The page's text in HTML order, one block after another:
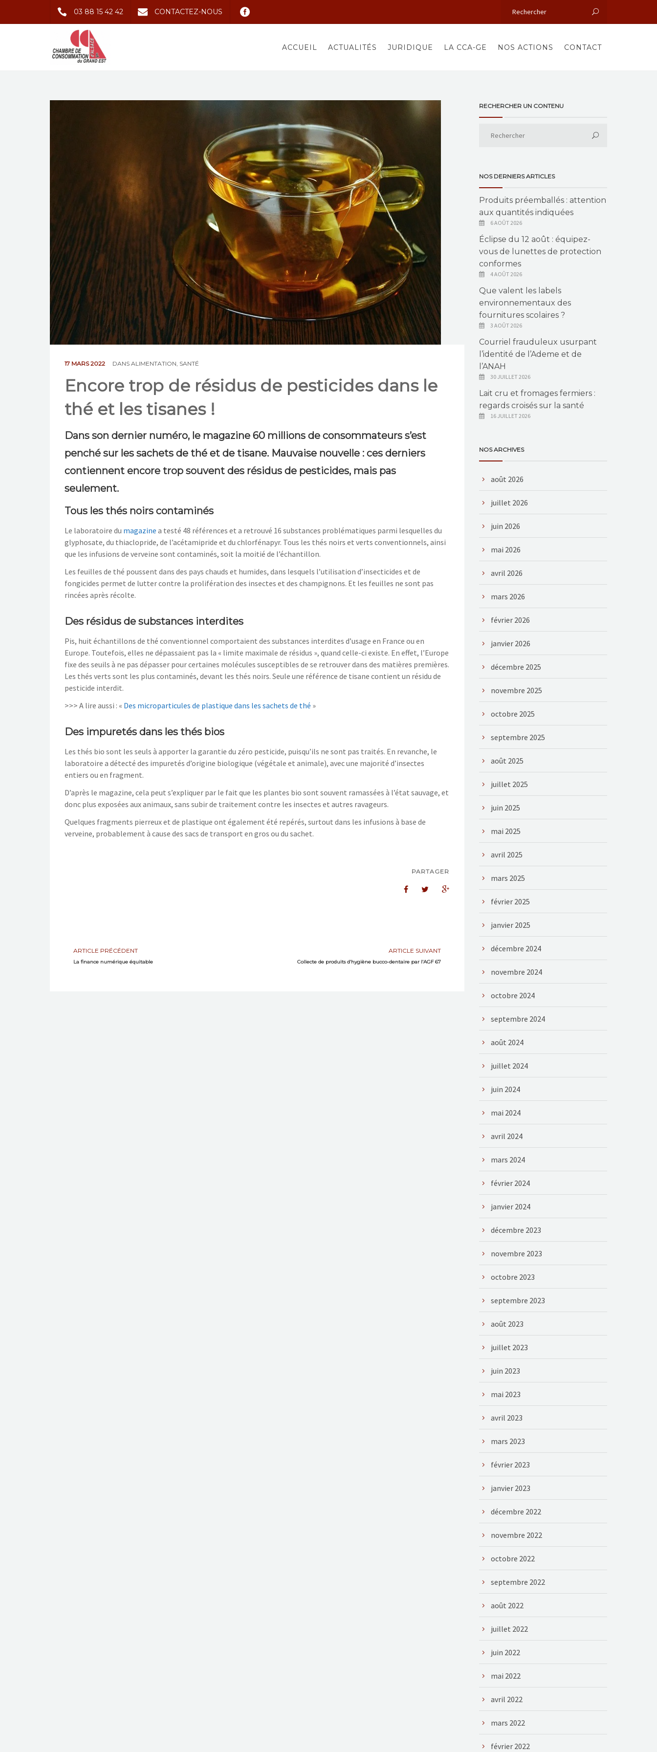
03 88 15 42 42 CONTACTEZ-NOUS
ACCUEIL ACTUALITÉS JURIDIQUE LA CCA-GE NOS ACTIONS CONTACT
17 MARS 2022 DANS ALIMENTATION, SANTÉ
Encore trop de résidus de pesticides dans le
thé et les tisanes !
Dans son dernier numéro, le magazine 60 millions de consommateurs s’est
penché sur les sachets de thé et de tisane. Mauvaise nouvelle : ces derniers
contiennent encore trop souvent des résidus de pesticides, mais pas
seulement.
Tous les thés noirs contaminés
Le laboratoire du magazine a testé 48 références et a retrouvé 16 substances problématiques parmi lesquelles du
glyphosate, du thiaclopride, de l’acétamipride et du chlorfénapyr. Tous les thés noirs et verts conventionnels, ainsi
que les infusions de verveine sont contaminés, soit la moitié de l’échantillon.
Les feuilles de thé poussent dans des pays chauds et humides, dans lesquels l’utilisation d’insecticides et de
fongicides permet de lutter contre la prolifération des insectes et des champignons. Et les feuilles ne sont pas
rincées après récolte.
Des résidus de substances interdites
Pis, huit échantillons de thé conventionnel comportaient des substances interdites d’usage en France ou en
Europe. Toutefois, elles ne dépassaient pas la « limite maximale de résidus », quand celle-ci existe. En effet, l’Europe
fixe des seuils à ne pas dépasser pour certaines molécules susceptibles de se retrouver dans des matières premières.
Les thés verts sont les plus contaminés, devant les thés noirs. Seule une référence de tisane contient un résidu de
pesticide interdit.
>>> A lire aussi : « Des microparticules de plastique dans les sachets de thé »
Des impuretés dans les thés bios
Les thés bio sont les seuls à apporter la garantie du zéro pesticide, puisqu’ils ne sont pas traités. En revanche, le
laboratoire a détecté des impuretés d’origine biologique (végétale et animale), avec une majorité d’insectes
entiers ou en fragment.
D’après le magazine, cela peut s’expliquer par le fait que les plantes bio sont souvent ramassées à l’état sauvage, et
donc plus exposées aux animaux, sans subir de traitement contre les insectes et autres ravageurs.
Quelques fragments pierreux et de plastique ont également été repérés, surtout dans les infusions à base de
verveine, probablement à cause des sacs de transport en gros ou du sachet.
PARTAGER
ARTICLE PRÉCÉDENT
La finance numérique équitable
ARTICLE SUIVANT
Collecte de produits d’hygiène bucco-dentaire par l’AGF 67
RECHERCHER UN CONTENU
NOS DERNIERS ARTICLES
Produits préemballés : attention
aux quantités indiquées
6 AOÛT 2026
Éclipse du 12 août : équipez-
vous de lunettes de protection
conformes
4 AOÛT 2026
Que valent les labels
environnementaux des
fournitures scolaires ?
3 AOÛT 2026
Courriel frauduleux usurpant
l’identité de l’Ademe et de
l’ANAH
30 JUILLET 2026
Lait cru et fromages fermiers :
regards croisés sur la santé
16 JUILLET 2026
NOS ARCHIVES
août 2026
juillet 2026
juin 2026
mai 2026
avril 2026
mars 2026
février 2026
janvier 2026
décembre 2025
novembre 2025
octobre 2025
septembre 2025
août 2025
juillet 2025
juin 2025
mai 2025
avril 2025
mars 2025
février 2025
janvier 2025
décembre 2024
novembre 2024
octobre 2024
septembre 2024
août 2024
juillet 2024
juin 2024
mai 2024
avril 2024
mars 2024
février 2024
janvier 2024
décembre 2023
novembre 2023
octobre 2023
septembre 2023
août 2023
juillet 2023
juin 2023
mai 2023
avril 2023
mars 2023
février 2023
janvier 2023
décembre 2022
novembre 2022
octobre 2022
septembre 2022
août 2022
juillet 2022
juin 2022
mai 2022
avril 2022
mars 2022
février 2022